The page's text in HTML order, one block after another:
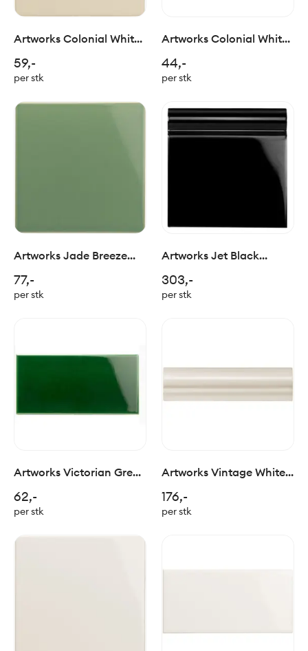
Artworks Colonial White
59,-
per stk
Artworks Colonial White
44,-
per stk
Artworks Jade Breeze
77,-
per stk
Artworks Jet Black
303,-
per stk
Artworks Victorian Green
62,-
per stk
Artworks Vintage White
176,-
per stk